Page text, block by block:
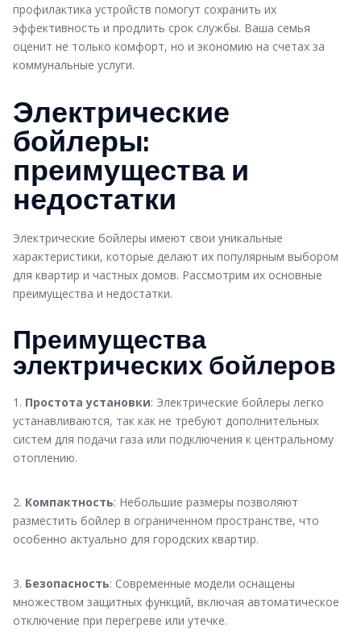
профилактика устройств помогут сохранить их
эффективность и продлить срок службы. Ваша семья
оценит не только комфорт, но и экономию на счетах за
коммунальные услуги.
Электрические
бойлеры:
преимущества и
недостатки
Электрические бойлеры имеют свои уникальные
характеристики, которые делают их популярным выбором
для квартир и частных домов. Рассмотрим их основные
преимущества и недостатки.
Преимущества
электрических бойлеров
1. Простота установки: Электрические бойлеры легко
устанавливаются, так как не требуют дополнительных
систем для подачи газа или подключения к центральному
отоплению.
2. Компактность: Небольшие размеры позволяют
разместить бойлер в ограниченном пространстве, что
особенно актуально для городских квартир.
3. Безопасность: Современные модели оснащены
множеством защитных функций, включая автоматическое
отключение при перегреве или утечке.